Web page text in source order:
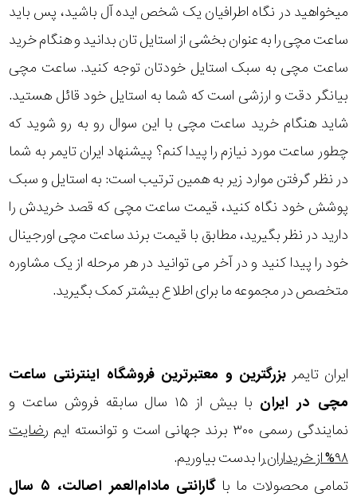
میخواهید در نگاه اطرافیان یک شخص ایده آل باشید، پس باید
ساعت مچی را به عنوان بخشی از استایل تان بدانید و هنگام خرید
ساعت مچی به سبک استایل خودتان توجه کنید. ساعت مچی
بیانگر دقت و ارزشی است که شما به استایل خود قائل هستید.
شاید هنگام خرید ساعت مچی با این سوال رو به رو شوید که
چطور ساعت مورد نیازم را پیدا کنم؟ پیشنهاد ایران تایمر به شما
در نظر گرفتن موارد زیر به همین ترتیب است: به استایل و سبک
پوشش خود نگاه کنید، قیمت ساعت مچی که قصد خریدش را
دارید در نظر بگیرید، مطابق با قیمت برند ساعت مچی اورجینال
خود را پیدا کنید و در آخر می توانید در هر مرحله از یک مشاوره
متخصص در مجموعه ما برای اطلاع بیشتر کمک بگیرید.
ایران تایمر بزرگترین و معتبرترین فروشگاه اینترنتی ساعت
مچی در ایران
با بیش از ۱۵ سال سابقه فروش ساعت و
نمایندگی رسمی ۳۰۰ برند جهانی است و توانسته ایم
رضایت
۹۸% از خریداران
را بدست بیاوریم.
تمامی محصولات ما با
گارانتی مادام‌العمر اصالت، ۵ سال